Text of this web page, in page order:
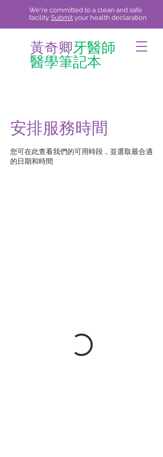
黃奇卿牙醫師
醫學筆記本
We're committed to a clean and safe
facility. Submit your health declaration
安排服務時間
您可在此查看我們的可用時段，並選取最合適
的日期和時間